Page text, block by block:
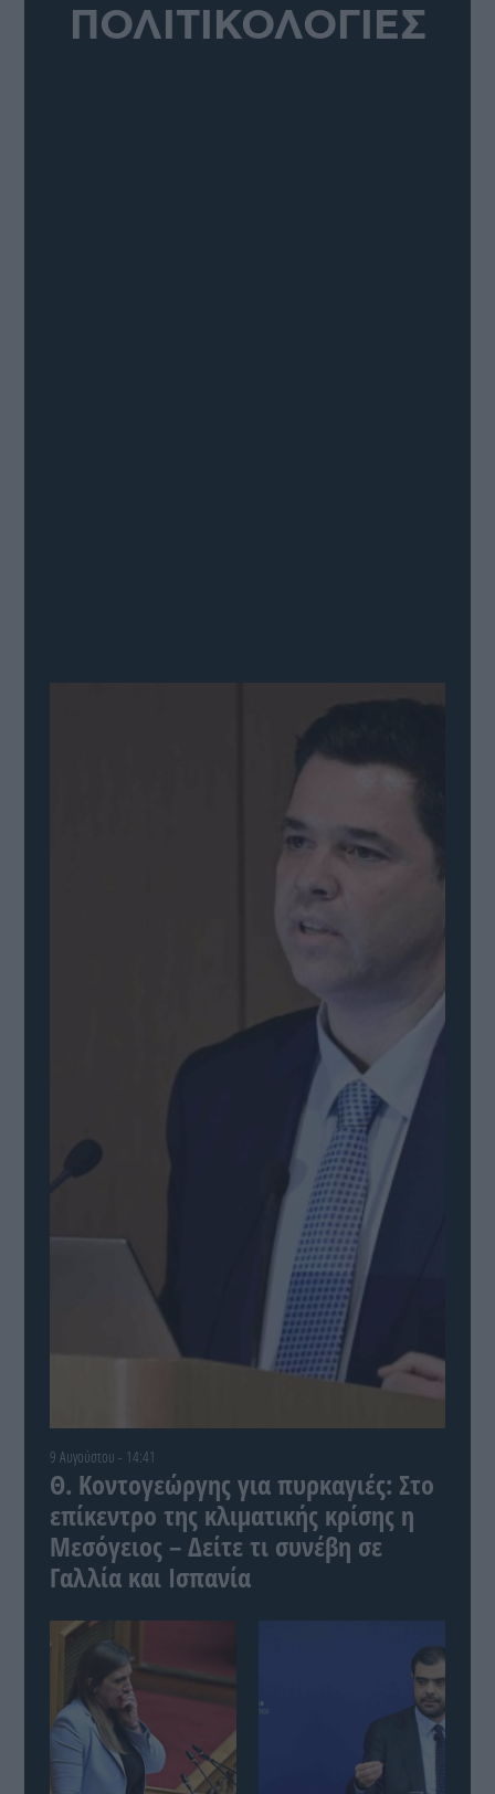
ΠΟΛΙΤΙΚΟΛΟΓΙΕΣ
9 Αυγούστου - 14:41
Θ. Κοντογεώργης για πυρκαγιές: Στο
επίκεντρο της κλιματικής κρίσης η
Μεσόγειος – Δείτε τι συνέβη σε
Γαλλία και Ισπανία